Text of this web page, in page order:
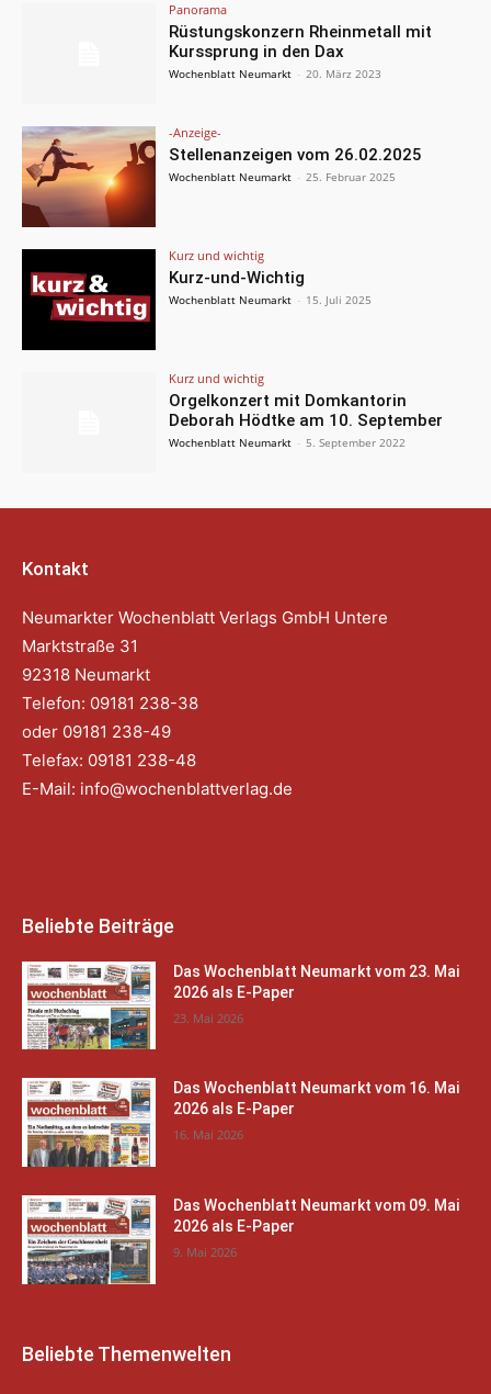
Panorama
Rüstungskonzern Rheinmetall mit
Kurssprung in den Dax
Wochenblatt Neumarkt - 20. März 2023
-Anzeige-
Stellenanzeigen vom 26.02.2025
Wochenblatt Neumarkt - 25. Februar 2025
Kurz und wichtig
Kurz-und-Wichtig
Wochenblatt Neumarkt - 15. Juli 2025
Kurz und wichtig
Orgelkonzert mit Domkantorin
Deborah Hödtke am 10. September
Wochenblatt Neumarkt - 5. September 2022
Kontakt
Neumarkter Wochenblatt Verlags GmbH Untere
Marktstraße 31
92318 Neumarkt
Telefon: 09181 238-38
oder 09181 238-49
Telefax: 09181 238-48
E-Mail: info@wochenblattverlag.de
Beliebte Beiträge
Das Wochenblatt Neumarkt vom 23. Mai
2026 als E-Paper
23. Mai 2026
Das Wochenblatt Neumarkt vom 16. Mai
2026 als E-Paper
16. Mai 2026
Das Wochenblatt Neumarkt vom 09. Mai
2026 als E-Paper
9. Mai 2026
Beliebte Themenwelten